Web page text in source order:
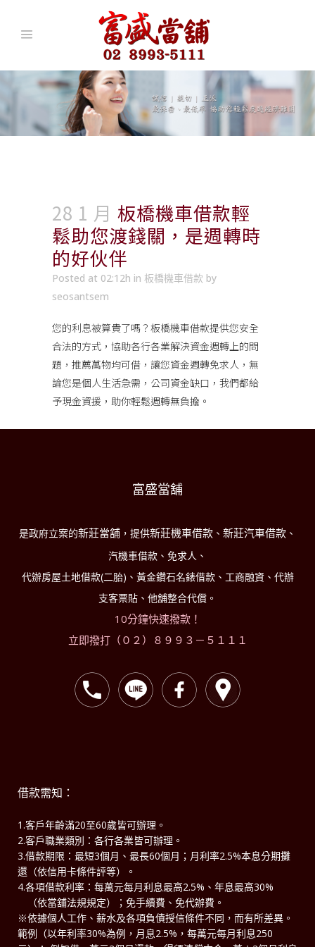
28 1 月 板橋機車借款輕
鬆助您渡錢關，是週轉時
的好伙伴
Posted at 02:12h in 板橋機車借款 by
seosantsem
您的利息被算貴了嗎？ 板橋機車借款提供您安全
合法的方式，協助各行各業解決資金週轉上的問
題，推薦萬物均可借，讓您資金週轉免求人，無
論您是個人生活急需，公司資金缺口，我們都給
予現金資援，助你輕鬆週轉無負擔。
富盛當舖
是政府立案的新莊當舖 ，提供新莊機車借款 、 新莊汽車借款 、
汽機車借款、免求人、
代辦房屋土地借款(二胎)、黃金鑽石名錶借款、工商融資、代辦
支客票貼、他舖整合代償。
10分鐘快速撥款！
立即撥打（０２）８９９３－５１１１
借款需知：
1.客戶年齡滿20至60歲皆可辦理。
2.客戶職業類別：各行各業皆可辦理。
3.借款期限：最短3個月、最長60個月；月利率2.5%本息分期攤
還（依信用卡條件評等）。
4.各項借款利率：每萬元每月利息最高2.5%、年息最高30%
（依當舖法規規定）；免手續費、免代辦費。
※依據個人工作、薪水及各項負債授信條件不同，而有所差異。
範例（以年利率30%為例，月息2.5%，每萬元每月利息250